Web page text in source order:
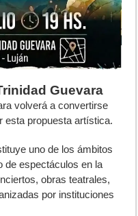
Guevara
volverá a convertirse
esta propuesta artística.
uno de los ámbitos
de espectáculos en la
obras teatrales,
por instituciones